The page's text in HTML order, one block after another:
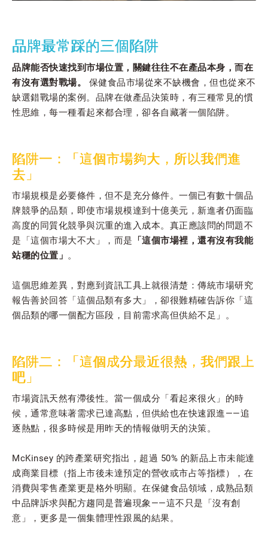
品牌最常踩的三個陷阱
品牌能否快速找到市場位置，關鍵往往不在產品本身，而在
有沒有選對戰場。
保健食品市場從來不缺機會，但也從來不
缺選錯戰場的案例。品牌在做產品決策時，有三種常見的慣
性思維，每一種看起來都合理，卻各自藏著一個陷阱。
陷阱一：「這個市場夠大，所以我們進
去」
市場規模是必要條件，但不是充分條件。一個已有數十個品
牌競爭的品類，即使市場規模達到十億美元，新進者仍面臨
高度的同質化競爭與沉重的進入成本。真正應該問的問題不
是「這個市場大不大」，而是 「這個市場裡，還有沒有我能
站穩的位置」 。
這個思維差異，對應到資訊工具上就很清楚：傳統市場研究
報告善於回答「這個品類有多大」，卻很難精確告訴你「這
個品類的哪一個配方區段，目前需求高但供給不足」。
陷阱二：「這個成分最近很熱，我們跟上
吧」
市場資訊天然有滯後性。當一個成分「看起來很火」的時
候，通常意味著需求已達高點，但供給也在快速跟進——追
逐熱點，很多時候是用昨天的情報做明天的決策。
McKinsey 的跨產業研究指出，超過 50% 的新品上市未能達
成商業目標（指上市後未達預定的營收或市占等指標），在
消費與零售產業更是格外明顯。在保健食品領域，成熟品類
中品牌訴求與配方趨同是普遍現象——這不只是「沒有創
意」，更多是一個集體理性跟風的結果。